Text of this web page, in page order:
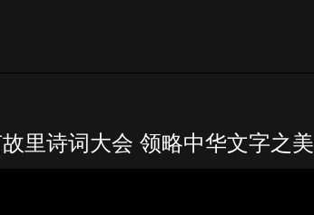
里诗词大会 领略中华文字之美